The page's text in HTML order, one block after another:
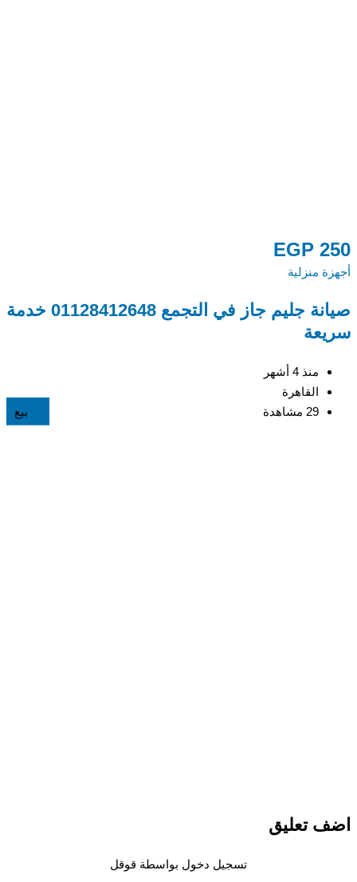
بيع
EGP 250
أجهزة منزلية
صيانة جليم جاز في التجمع 01128412648 خدمة
سريعة
منذ 4 أشهر
القاهرة
29 مشاهدة
اضف تعليق
تسجيل دخول بواسطة قوقل